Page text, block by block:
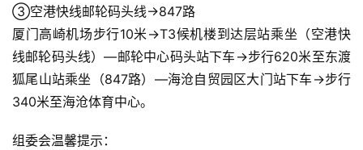
③空港快线邮轮码头线→847路
厦门高崎机场步行10米→T3候机楼到达层站乘坐（空港快
线邮轮码头线）—邮轮中心码头站下车→步行620米至东渡
狐尾山站乘坐（847路）—海沧自贸园区大门站下车→步行
340米至海沧体育中心。
组委会温馨提示：